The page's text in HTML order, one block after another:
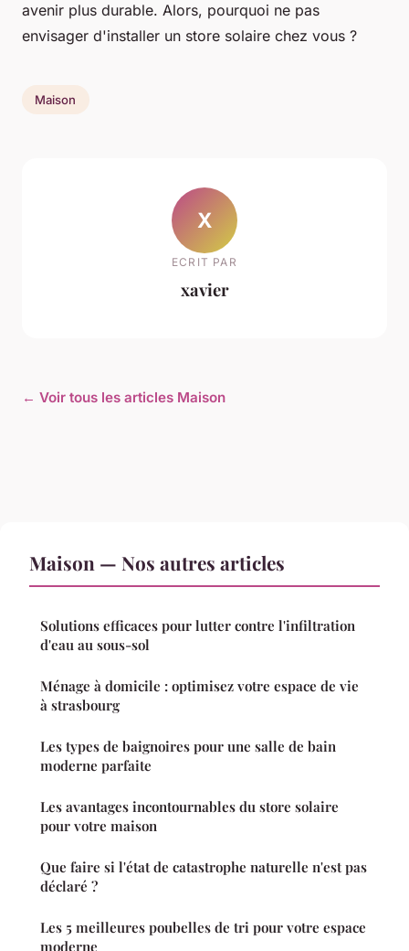
avenir plus durable. Alors, pourquoi ne pas
envisager d'installer un store solaire chez vous ?
Maison
X
ECRIT PAR
xavier
← Voir tous les articles Maison
Maison — Nos autres articles
Solutions efficaces pour lutter contre l'infiltration
d'eau au sous-sol
Ménage à domicile : optimisez votre espace de vie
à strasbourg
Les types de baignoires pour une salle de bain
moderne parfaite
Les avantages incontournables du store solaire
pour votre maison
Que faire si l'état de catastrophe naturelle n'est pas
déclaré ?
Les 5 meilleures poubelles de tri pour votre espace
moderne